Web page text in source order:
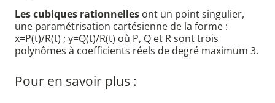
Les cubiques rationnelles ont un point singulier,
une paramétrisation cartésienne de la forme :
x=P(t)/R(t) ; y=Q(t)/R(t) où P, Q et R sont trois
polynômes à coefficients réels de degré maximum 3.
Pour en savoir plus :